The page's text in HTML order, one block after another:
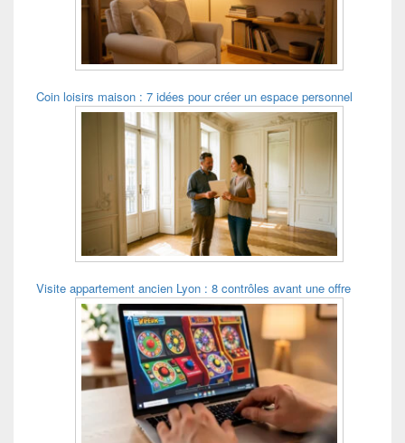
Coin loisirs maison : 7 idées pour créer un espace personnel
Visite appartement ancien Lyon : 8 contrôles avant une offre